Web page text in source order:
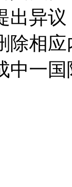
出异
除相
中一